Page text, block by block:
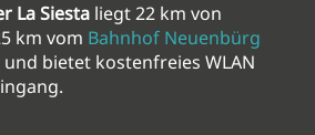
La Siesta liegt 22 km von
km vom Bahnhof Neuenbürg
bietet kostenfreies WLAN